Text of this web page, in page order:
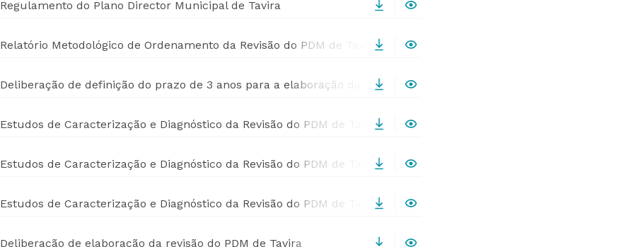
Regulamento do Plano Director Municipal de Tavira
Relatório Metodológico de Ordenamento da Revisão do PDM de Tavira
Deliberação de definição do prazo de 3 anos para a elaboração da revisão do PDM de Tavira
Estudos de Caracterização e Diagnóstico da Revisão do PDM de Tavira – Vol. I
Estudos de Caracterização e Diagnóstico da Revisão do PDM de Tavira – Vol. II
Estudos de Caracterização e Diagnóstico da Revisão do PDM de Tavira – Vol. III
Deliberação de elaboração da revisão do PDM de Tavira